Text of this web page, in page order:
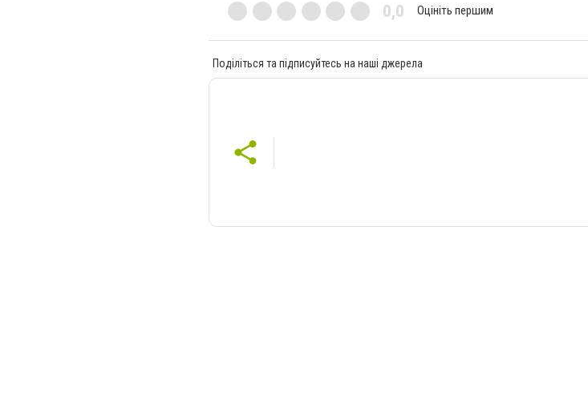
0,0 Оцініть першим
Поділіться та підписуйтесь на наші джерела